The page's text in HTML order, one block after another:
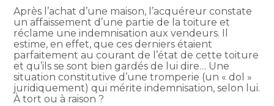
Après l’achat d’une maison, l’acquéreur constate
un affaissement d’une partie de la toiture et
réclame une indemnisation aux vendeurs. Il
estime, en effet, que ces derniers étaient
parfaitement au courant de l’état de cette toiture
et qu’ils se sont bien gardés de lui dire… Une
situation constitutive d’une tromperie (un « dol »
juridiquement) qui mérite indemnisation, selon lui.
À tort ou à raison ?